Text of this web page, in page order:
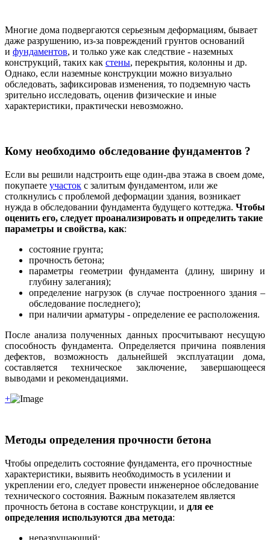
Многие дома подвергаются серьезным деформациям, бывает
даже разрушению, из-за повреждений грунтов оснований
и фундаментов, и только уже как следствие - наземных
конструкций, таких как стены, перекрытия, колонны и др.
Однако, если наземные конструкции можно визуально
обследовать, зафиксировав изменения, то подземную часть
зрительно исследовать, оценив физические и иные
характеристики, практически невозможно.
Кому необходимо обследование фундаментов ?
Если вы решили надстроить еще один-два этажа в своем доме,
покупаете участок с залитым фундаментом, или же
столкнулись с проблемой деформации здания, возникает
нужда в обследовании фундамента будущего коттеджа. Чтобы
оценить его, следует проанализировать и определить такие
параметры и свойства, как:
состояние грунта;
прочность бетона;
параметры геометрии фундамента (длину, ширину и
глубину залегания);
определение нагрузок (в случае построенного здания –
обследование последнего);
при наличии арматуры - определение ее расположения.
После анализа полученных данных просчитывают несущую
способность фундамента. Определяется причина появления
дефектов, возможность дальнейшей эксплуатации дома,
составляется техническое заключение, завершающееся
выводами и рекомендациями.
+
Методы определения прочности бетона
Чтобы определить состояние фундамента, его прочностные
характеристики, выявить необходимость в усилении и
укреплении его, следует провести инженерное обследование
технического состояния. Важным показателем является
прочность бетона в составе конструкции, и для ее
определения используются два метода: